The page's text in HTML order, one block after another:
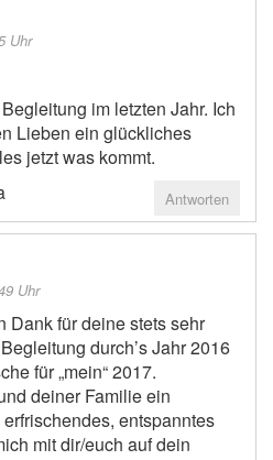
Uhr
im letzten Jahr. Ich
Lieben ein glückliches
jetzt was kommt.
Antworten
Uhr
für deine stets sehr
durch’s Jahr 2016
für „mein“ 2017.
deiner Familie ein
entspanntes
mit dir/euch auf dein